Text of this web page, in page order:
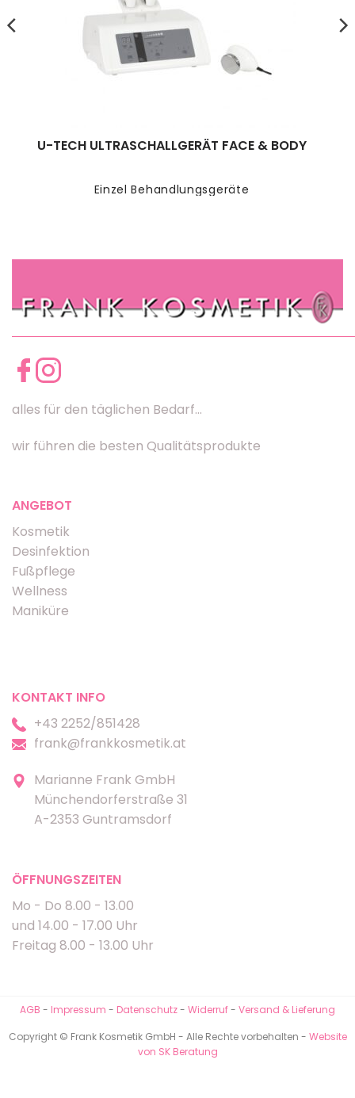
Einzel Behandlungsgeräte
U-TECH ULTRASCHALLGERÄT FACE & BODY
alles für den täglichen Bedarf...
wir führen die besten Qualitätsprodukte
ANGEBOT
Kosmetik
Desinfektion
Fußpflege
Wellness
Maniküre
KONTAKT INFO
+43 2252/851428
frank@frankkosmetik.at
Marianne Frank GmbH
Münchendorferstraße 31
A-2353 Guntramsdorf
ÖFFNUNGSZEITEN
Mo - Do 8.00 - 13.00
und 14.00 - 17.00 Uhr
Freitag 8.00 - 13.00 Uhr
AGB - Impressum - Datenschutz- Widerruf- Versand & Lieferung
Copyright © Frank Kosmetik GmbH - Alle Rechte vorbehalten - Website
von SK Beratung